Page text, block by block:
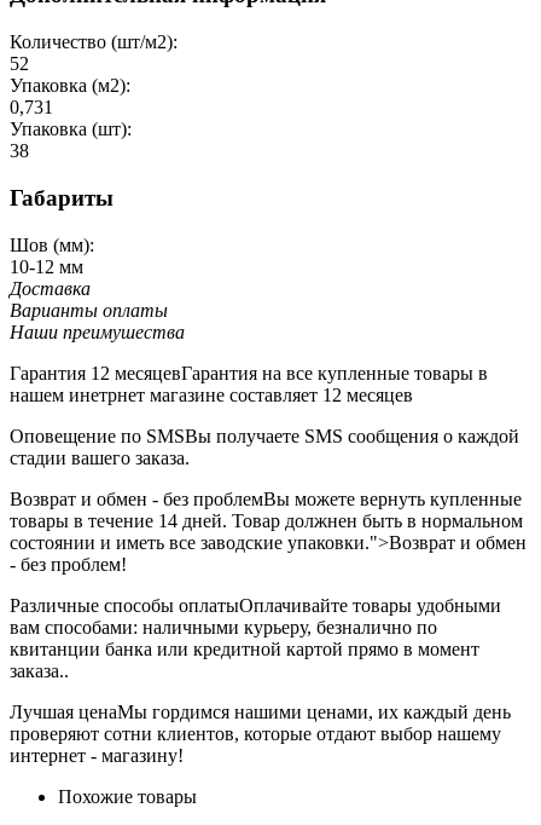
Количество (шт/м2):
52
Упаковка (м2):
0,731
Упаковка (шт):
38
Габариты
Шов (мм):
10-12 мм
Доставка
Варианты оплаты
Наши преимушества
Гарантия 12 месяцевГарантия на все купленные товары в
нашем инетрнет магазине составляет 12 месяцев
Оповещение по SMSВы получаете SMS сообщения о каждой
стадии вашего заказа.
Возврат и обмен - без проблемВы можете вернуть купленные
товары в течение 14 дней. Товар должнен быть в нормальном
состоянии и иметь все заводские упаковки.">Возврат и обмен
- без проблем!
Различные способы оплатыОплачивайте товары удобными
вам способами: наличными курьеру, безналично по
квитанции банка или кредитной картой прямо в момент
заказа..
Лучшая ценаМы гордимся нашими ценами, их каждый день
проверяют сотни клиентов, которые отдают выбор нашему
интернет - магазину!
Похожие товары